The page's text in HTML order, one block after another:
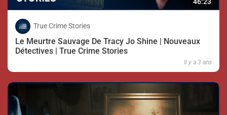
True Crime Stories
Le Meurtre Sauvage De Tracy Jo Shine | Nouveaux
Détectives | True Crime Stories
Il y a 3 ans